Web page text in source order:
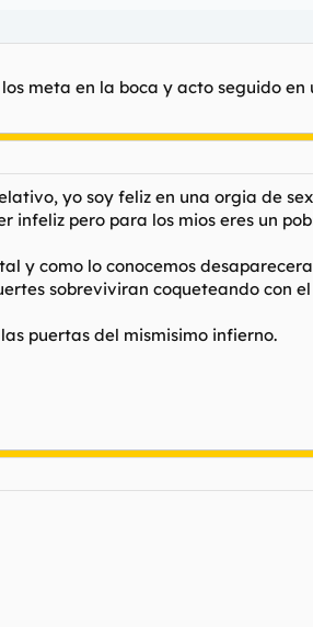
meta en la boca y acto seguido
yo soy feliz en una orgia de
infeliz pero para los mios eres un
y como lo conocemos
sobreviviran coqueteando con
puertas del mismisimo infierno.